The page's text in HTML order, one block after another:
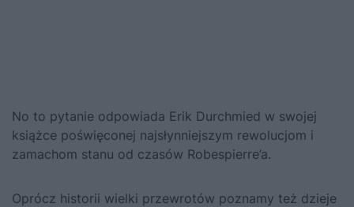
No to pytanie odpowiada Erik Durchmied w swojej
książce poświęconej najsłynniejszym rewolucjom i
zamachom stanu od czasów Robespierre’a.
Oprócz historii wielki przewrotów poznamy też dzieje